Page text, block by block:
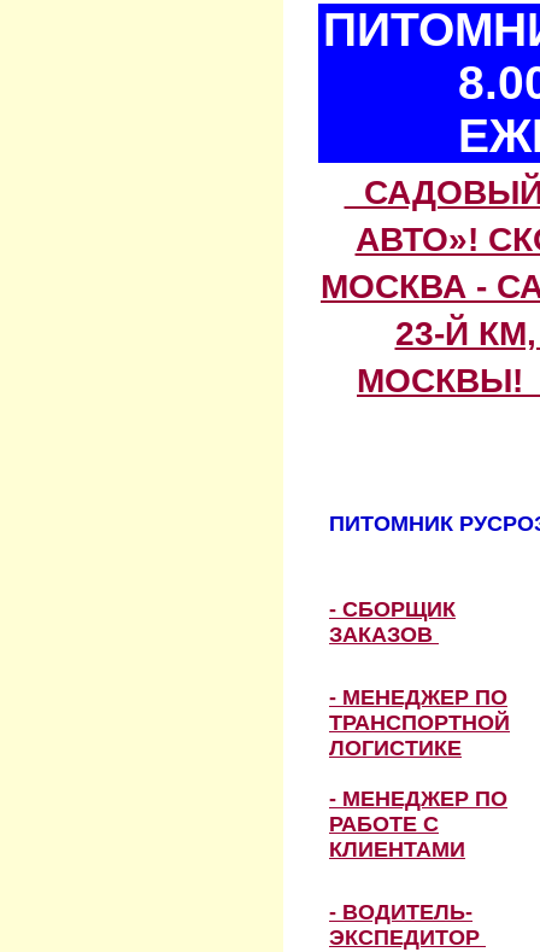
АВТО»!
МОСКВА -
23-Й
МОСКВЫ!
ПИТОМНИК
- СБОРЩИК
ЗАКАЗОВ
- МЕНЕДЖЕР ПО
ТРАНСПОРТНОЙ
ЛОГИСТИКЕ
- МЕНЕДЖЕР ПО
РАБОТЕ С
КЛИЕНТАМИ
- ВОДИТЕЛЬ-
ЭКСПЕДИТОР